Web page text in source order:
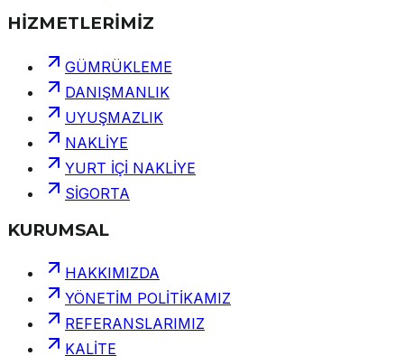
HİZMETLERİMİZ
GÜMRÜKLEME
DANIŞMANLIK
UYUŞMAZLIK
NAKLİYE
YURT İÇİ NAKLİYE
SİGORTA
KURUMSAL
HAKKIMIZDA
YÖNETİM POLİTİKAMIZ
REFERANSLARIMIZ
KALİTE